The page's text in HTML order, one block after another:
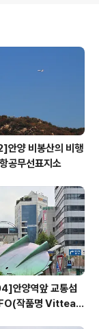
양 비봉산의 비행
공무선표지소
양역앞 교통섬
작품명 Vitteau